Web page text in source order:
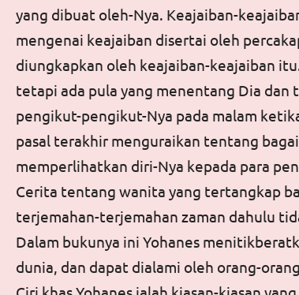
yang dibuat oleh-Nya. Keajaiban-
mengenai keajaiban disertai oleh
diungkapkan oleh keajaiban-keajaiban
tetapi ada pula yang menentang Dia dan
pengikut-pengikut-Nya pada malam
pasal terakhir menguraikan tentang
memperlihatkan diri-Nya kepada para
Cerita tentang wanita yang tertangkap
terjemahan-terjemahan zaman dahulu
Dalam bukunya ini Yohanes
dunia, dan dapat dialami oleh orang-